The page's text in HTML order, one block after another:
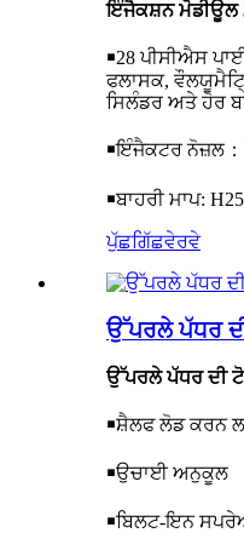
ਇੰਜੈਕਸ਼ਨ ਮੋਡੀਊਲ
￭28 ਪੀਸੀਐਸ
ਫਲਾਸਕ,
ਸਿਲੰਡਰ ਅਤੇ ਹੋਰ
￭ਇੰਜੈਕਟਰ ਨੋਜ਼ਲ
￭ਬਾਹਰੀ ਮਾਪ:
ਪੁੱਛਗਿੱਛਵੇਰਵੇ
ਉੱਪਰਲੇ ਪੱਧਰ
ਉੱਪਰਲੇ ਪੱਧਰ ਦੀ
￭ਸ਼ੈਲਫ ਲੋਡ ਕਰਨ
￭ਉਚਾਈ ਅਨੁਕੂਲ
￭ਬਿਲਟ-ਇਨ